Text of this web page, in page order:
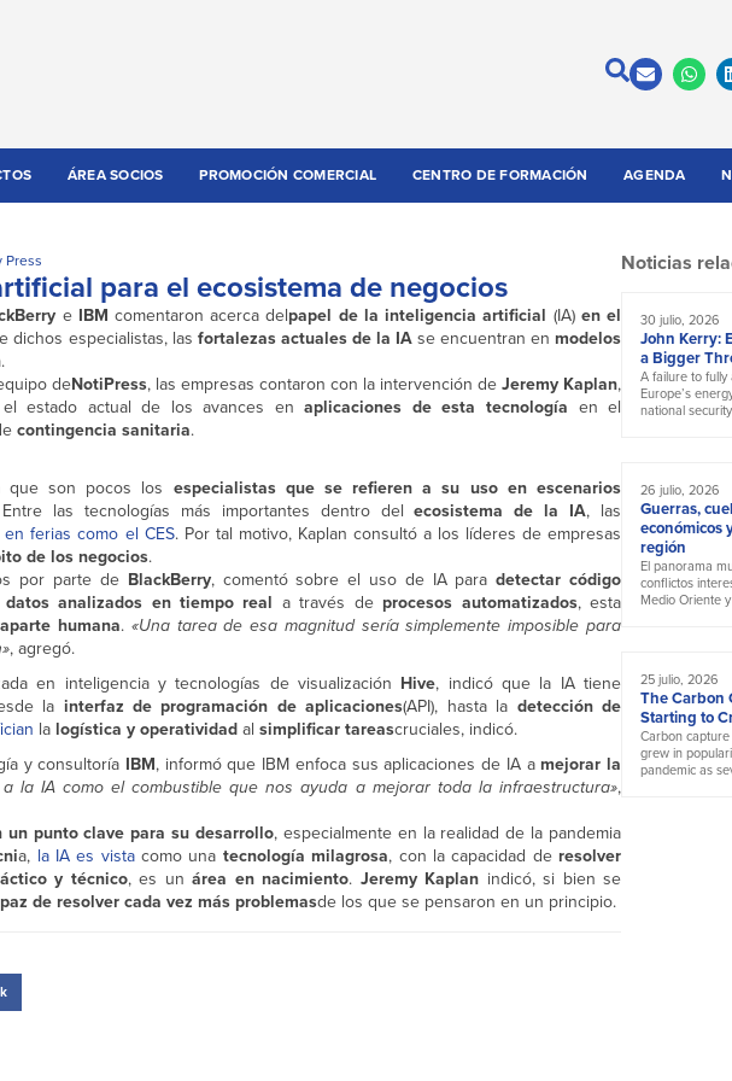
ÁREA SOCIOS PROMOCIÓN COMERCIAL CENTRO DE FORMACIÓN AGENDA
Press
para el ecosistema de negocios
e IBM comentaron acerca delpapel de la inteligencia artificial (IA) en el
dichos especialistas, las fortalezas actuales de la IAse encuentran en modelos
.
deNotiPress, las empresas contaron con la intervención deJeremy Kaplan,
estado actual de los avances enaplicaciones de esta tecnología en el
contingencia sanitaria.
que son pocos los especialistas que se refieren a su uso en escenarios
las tecnologías más importantes dentro delecosistema de la IA, las
ferias como el CES. Por tal motivo, Kaplan consultó a los líderes de empresas
de los negocios.
por parte de BlackBerry, comentó sobre el uso de IA paradetectar código
analizados en tiempo real a través de procesos automatizados, esta
humana. «Una tarea de esa magnitud sería simplemente imposible para
, agregó.
en inteligencia y tecnologías de visualización Hive, indicó que la IA tiene
la interfaz de programación de aplicaciones(API), hasta la detección de
la logística y operatividadal simplificar tareascruciales, indicó.
y consultoría IBM, informó que IBM enfoca sus aplicaciones de IA a mejorar la
a la IA como el combustible que nos ayuda a mejorar toda la infraestructura»,
un punto clave para su desarrollo, especialmente en la realidad de la pandemia
a, la IA es vistacomo una tecnología milagrosa, con la capacidad de resolver
y técnico, es unárea en nacimiento. Jeremy Kaplan indicó, si bien se
de resolver cada vez más problemasde los que se pensaron en un principio.
Noticias
30 julio, 2026
John Kerry:
a Bigger
A failure to
Europe’s
national
26 julio, 2026
Guerras,
económicos
región
El panorama
conflictos
Medio Oriente
25 julio, 2026
The Carbon
Starting to
Carbon
grew in
pandemic as